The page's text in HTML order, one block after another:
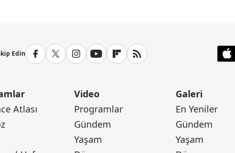
Edin
Atlası
Video
Programlar
Gündem
Yaşam
Galeri
En Yeniler
Gündem
Yaşam